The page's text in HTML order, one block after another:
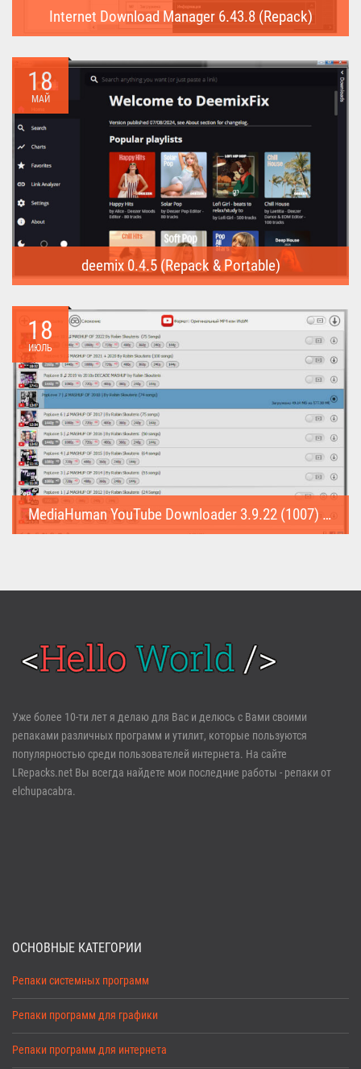
Internet Download Manager 6.43.8 (Repack)
предназначена для...
18
МАЙ
deemix 0.4.5 (Repack & Portable)
треки...
18
ИЮЛЬ
MediaHuman YouTube Downloader 3.9.22 (1007) (Repack & Portable)
Войти
Регистрация
Забыли пароль?
Уже более 10-ти лет я делаю для Вас и делюсь с Вами своими
репаками различных программ и утилит, которые пользуются
популярностью среди пользователей интернета. На сайте
LRepacks.net Вы всегда найдете мои последние работы - репаки от
elchupacabra.
ОСНОВНЫЕ КАТЕГОРИИ
Репаки системных программ
Репаки программ для графики
Репаки программ для интернета